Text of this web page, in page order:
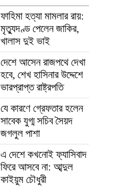
ফাহিমা হত্যা মামলার রায়:
মৃত্যুদণ্ড পেলেন জাকির,
খালাস দুই ভাই
দেশে আসেন রাজপথে দেখা
হবে, শেখ হাসিনার উদ্দেশে
ভারপ্রাপ্ত রাষ্ট্রপতি
যে কারণে গ্রেফতার হলেন
সাবেক যুগ্ম সচিব সৈয়দ
জগলুল পাশা
এ দেশে কখনোই ফ্যাসিবাদ
ফিরে আসবে না: আব্দুল
কাইয়ুম চৌধুরী